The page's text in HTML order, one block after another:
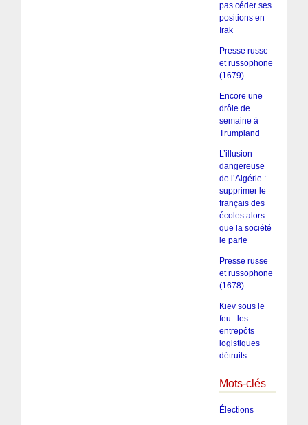
pas céder ses
positions en
Irak
Presse russe
et russophone
(1679)
Encore une
drôle de
semaine à
Trumpland
L’illusion
dangereuse
de l’Algérie :
supprimer le
français des
écoles alors
que la société
le parle
Presse russe
et russophone
(1678)
Kiev sous le
feu : les
entrepôts
logistiques
détruits
Mots-clés
Élections